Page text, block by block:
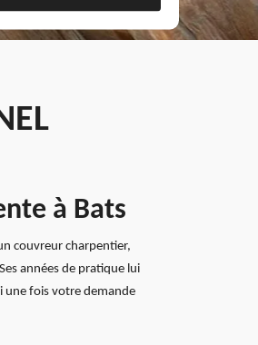
à Bats
couvreur charpentier,
années de pratique lui
une fois votre demande